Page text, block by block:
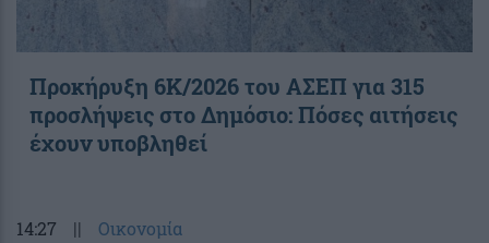
Προκήρυξη 6Κ/2026 του ΑΣΕΠ για 315
προσλήψεις στο Δημόσιο: Πόσες αιτήσεις
έχουν υποβληθεί
14:27 || Οικονομία